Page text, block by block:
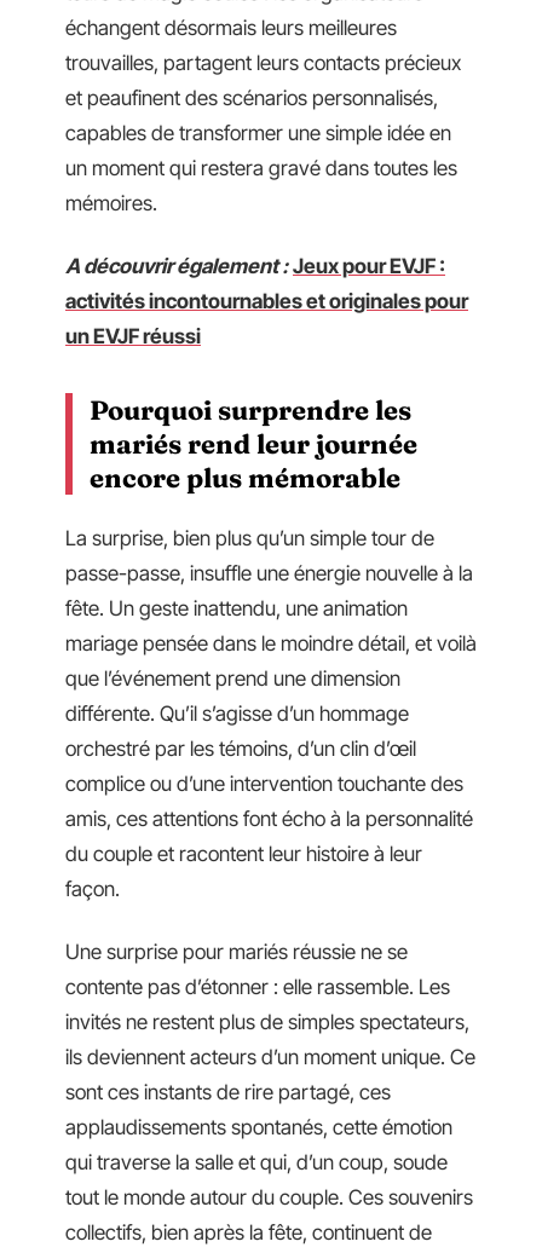
échangent désormais leurs meilleures
trouvailles, partagent leurs contacts précieux
et peaufinent des scénarios personnalisés,
capables de transformer une simple idée en
un moment qui restera gravé dans toutes les
mémoires.
A découvrir également : Jeux pour EVJF :
activités incontournables et originales pour
un EVJF réussi
Pourquoi surprendre les
mariés rend leur journée
encore plus mémorable
La surprise, bien plus qu’un simple tour de
passe-passe, insuffle une énergie nouvelle à la
fête. Un geste inattendu, une animation
mariage pensée dans le moindre détail, et voilà
que l’événement prend une dimension
différente. Qu’il s’agisse d’un hommage
orchestré par les témoins, d’un clin d’œil
complice ou d’une intervention touchante des
amis, ces attentions font écho à la personnalité
du couple et racontent leur histoire à leur
façon.
Une surprise pour mariés réussie ne se
contente pas d’étonner : elle rassemble. Les
invités ne restent plus de simples spectateurs,
ils deviennent acteurs d’un moment unique. Ce
sont ces instants de rire partagé, ces
applaudissements spontanés, cette émotion
qui traverse la salle et qui, d’un coup, soude
tout le monde autour du couple. Ces souvenirs
collectifs, bien après la fête, continuent de